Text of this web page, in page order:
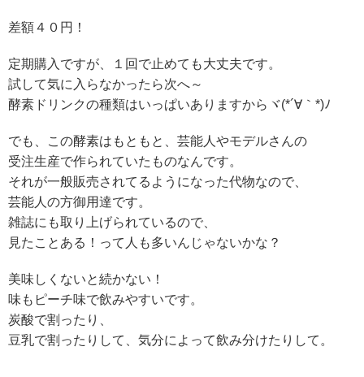
差額４０円！
定期購入ですが、１回で止めても大丈夫です。
試して気に入らなかったら次へ～
酵素ドリンクの種類はいっぱいありますからヾ(*´∀｀*)ﾉ
でも、この酵素はもともと、芸能人やモデルさんの
受注生産で作られていたものなんです。
それが一般販売されてるようになった代物なので、
芸能人の方御用達です。
雑誌にも取り上げられているので、
見たことある！って人も多いんじゃないかな？
美味しくないと続かない！
味もピーチ味で飲みやすいです。
炭酸で割ったり、
豆乳で割ったりして、気分によって飲み分けたりして。